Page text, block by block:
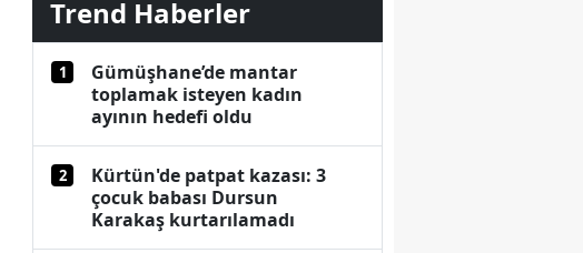
Trend Haberler
1
Gümüşhane’de mantar
toplamak isteyen kadın
ayının hedefi oldu
2
Kürtün'de patpat kazası: 3
çocuk babası Dursun
Karakaş kurtarılamadı